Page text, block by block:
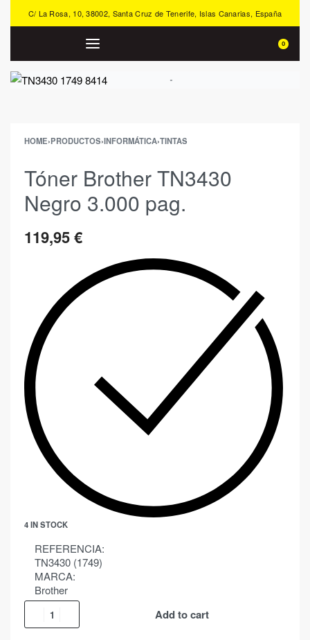
C/ La Rosa, 10, 38002, Santa Cruz de Tenerife, Islas Canarias, España
0
HOME›PRODUCTOS›INFORMÁTICA›TINTAS
Tóner Brother TN3430
Negro 3.000 pag.
119,95€
4 IN STOCK
REFERENCIA:
TN3430 (1749)
MARCA:
Brother
Add to cart